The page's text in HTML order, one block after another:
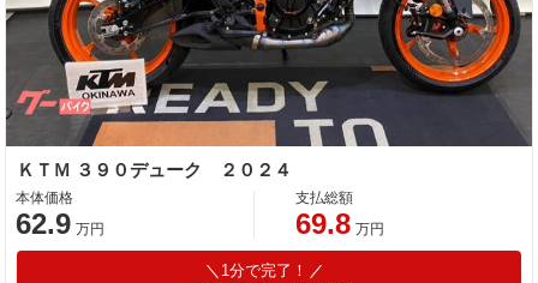
ＫＴＭ ３９０デューク ２０２４
本体価格
62.9 万円
支払総額
69.8 万円
1分で完了！